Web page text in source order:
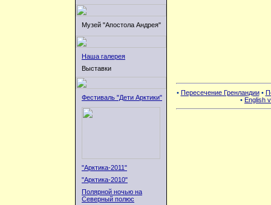
Музей "Апостола Андрея"
Наша галерея
Выставки
Фестиваль "Дети Арктики"
"Арктика-2011"
"Арктика-2010"
Полярной ночью на
Северный полюс
• Пересечение Гренландии•
• English